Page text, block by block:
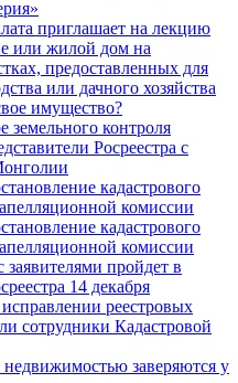
приглашает на лекцию
или жилой дом на
предоставленных для
или дачного хозяйства
имущество?
земельного контроля
Росреестра с
кадастрового
комиссии
кадастрового
комиссии
пройдет в
14 декабря
реестровых
сотрудники Кадастровой
недвижимостью заверяются у